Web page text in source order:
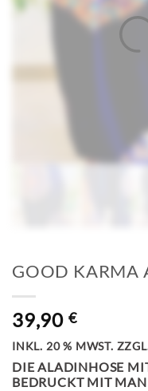
GOOD KARMA
39,90 €
INKL. 20 % MWST.
DIE ALADINHOSE
BEDRUCKT MIT